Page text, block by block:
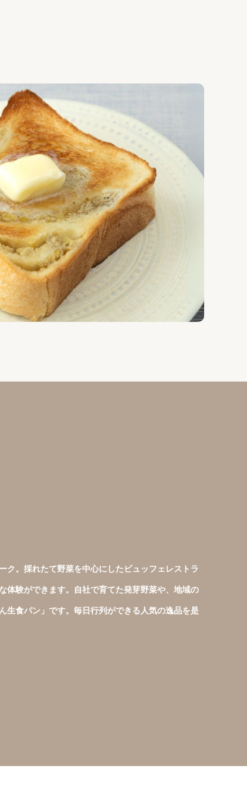
ク。採れたて野菜を中心にしたビュッフェレストラ
体験ができます。自社で育てた発芽野菜や、地域の
生食パン」です。毎日行列ができる人気の逸品を是